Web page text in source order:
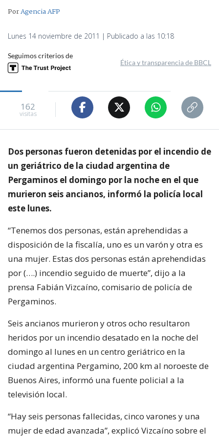
PorAgencia AFP
Lunes 14 noviembre de 2011 | Publicado a las 10:18
Seguimos criterios de
Ética y transparencia de BBCL
162
visitas
Dos personas fueron detenidas por el incendio de
un geriátrico de la ciudad argentina de
Pergaminos el domingo por la noche en el que
murieron seis ancianos, informó la policía local
este lunes.
“Tenemos dos personas, están aprehendidas a
disposición de la fiscalía, uno es un varón y otra es
una mujer. Estas dos personas están aprehendidas
por (….) incendio seguido de muerte”, dijo a la
prensa Fabián Vizcaíno, comisario de policía de
Pergaminos.
Seis ancianos murieron y otros ocho resultaron
heridos por un incendio desatado en la noche del
domingo al lunes en un centro geriátrico en la
ciudad argentina Pergamino, 200 km al noroeste de
Buenos Aires, informó una fuente policial a la
televisión local.
“Hay seis personas fallecidas, cinco varones y una
mujer de edad avanzada”, explicó Vizcaíno sobre el